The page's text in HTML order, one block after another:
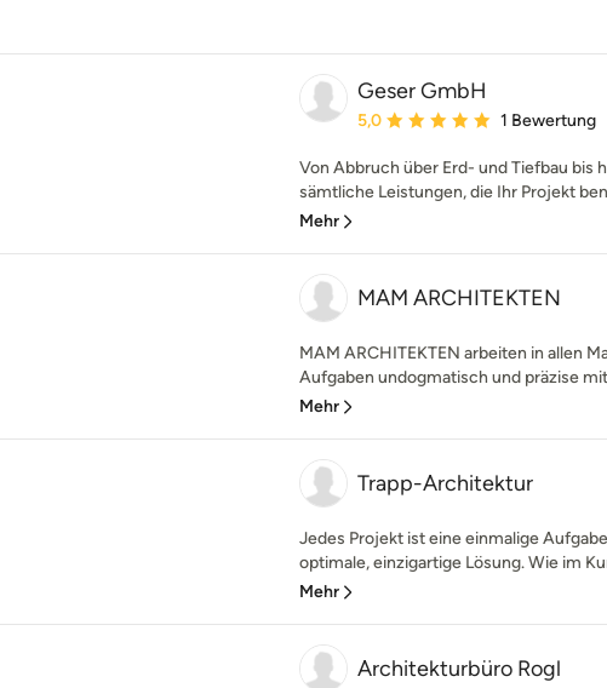
Geser GmbH
Durchschnittliche Bewertung: 5
5,0 1 Bewertung
Von Abbruch über Erd- und Tiefbau bis
sämtliche Leistungen, die Ihr Projekt
Mehr
MAM ARCHITEKTEN
MAM ARCHITEKTEN arbeiten in allen
Aufgaben undogmatisch und präzise
Mehr
Trapp-Architektur
Jedes Projekt ist eine einmalige
optimale, einzigartige Lösung. Wie im
Mehr
Architekturbüro Rogl